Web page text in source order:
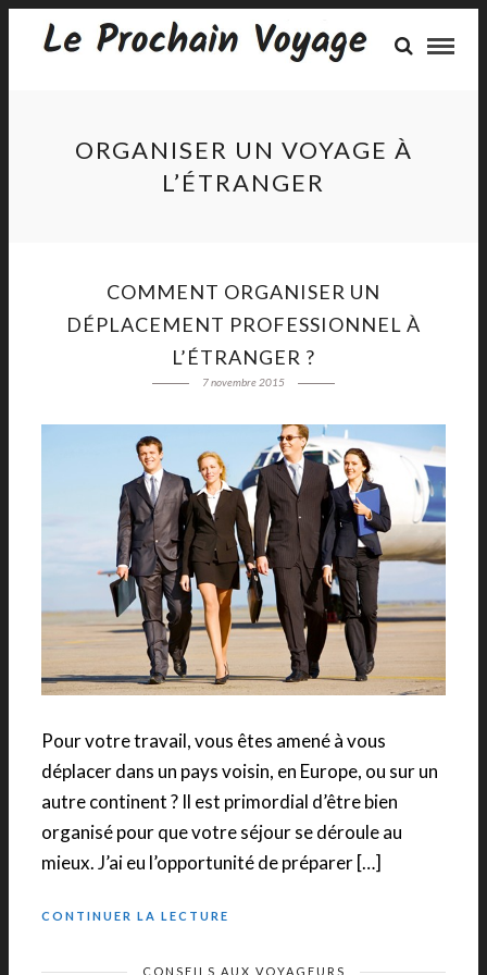
ORGANISER UN VOYAGE À
L’ÉTRANGER
COMMENT ORGANISER UN
DÉPLACEMENT PROFESSIONNEL À
L’ÉTRANGER ?
7 novembre 2015
Pour votre travail, vous êtes amené à vous
déplacer dans un pays voisin, en Europe, ou sur un
autre continent ? Il est primordial d’être bien
organisé pour que votre séjour se déroule au
mieux. J’ai eu l’opportunité de préparer […]
CONTINUER LA LECTURE
CONSEILS AUX VOYAGEURS